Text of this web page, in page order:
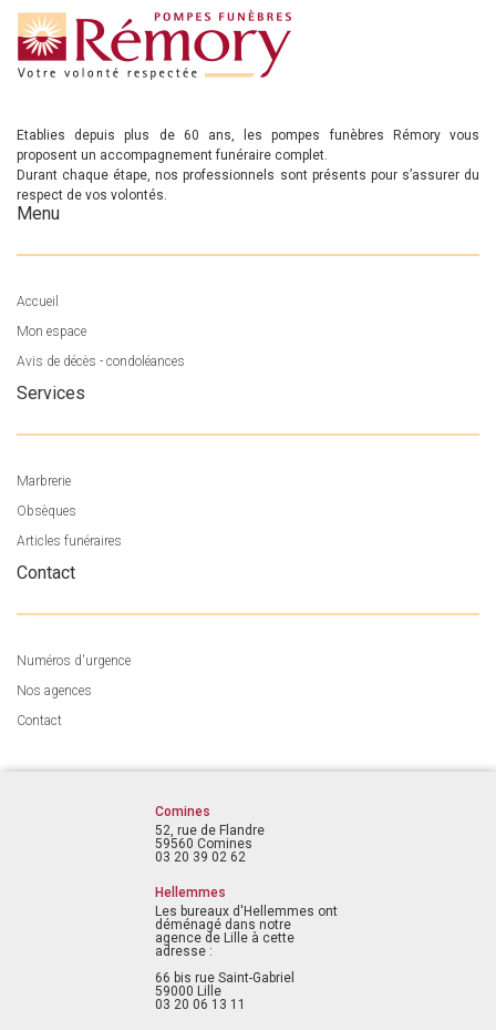
Etablies depuis plus de 60 ans, les pompes funèbres Rémory vous
proposent un accompagnement funéraire complet.
Durant chaque étape, nos professionnels sont présents pour s’assurer du
respect de vos volontés.
Menu
Accueil
Mon espace
Avis de décès - condoléances
Services
Marbrerie
Obsèques
Articles funéraires
Contact
Numéros d'urgence
Nos agences
Contact
Comines
52, rue de Flandre
59560 Comines
03 20 39 02 62
Hellemmes
Les bureaux d'Hellemmes ont
déménagé dans notre
agence de Lille à cette
adresse :
66 bis rue Saint-Gabriel
59000 Lille
03 20 06 13 11